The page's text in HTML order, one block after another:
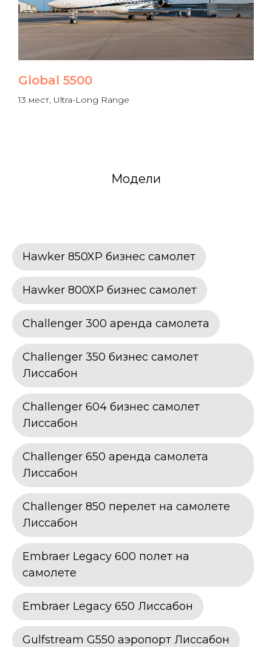
Global 5500
13 мест, Ultra-Long Range
Модели
Hawker 850XP бизнес самолет
Hawker 800XP бизнес самолет
Challenger 300 аренда самолета
Challenger 350 бизнес самолет
Лиссабон
Challenger 604 бизнес самолет
Лиссабон
Challenger 650 аренда самолета
Лиссабон
Challenger 850 перелет на самолете
Лиссабон
Embraer Legacy 600 полет на
самолете
Embraer Legacy 650 Лиссабон
Gulfstream G550 аэропорт Лиссабон